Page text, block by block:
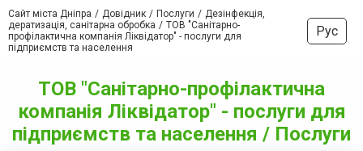
Сайт міста Дніпра Довідник Послуги
Дезінфекція,
дератизація, санітарна обробка
ТОВ "Санітарно-
профілактична компанія Ліквідатор" - послуги для
підприємств та населення
Рус
ТОВ "Санітарно-профілактична
компанія Ліквідатор" - послуги для
підприємств та населення / Послуги